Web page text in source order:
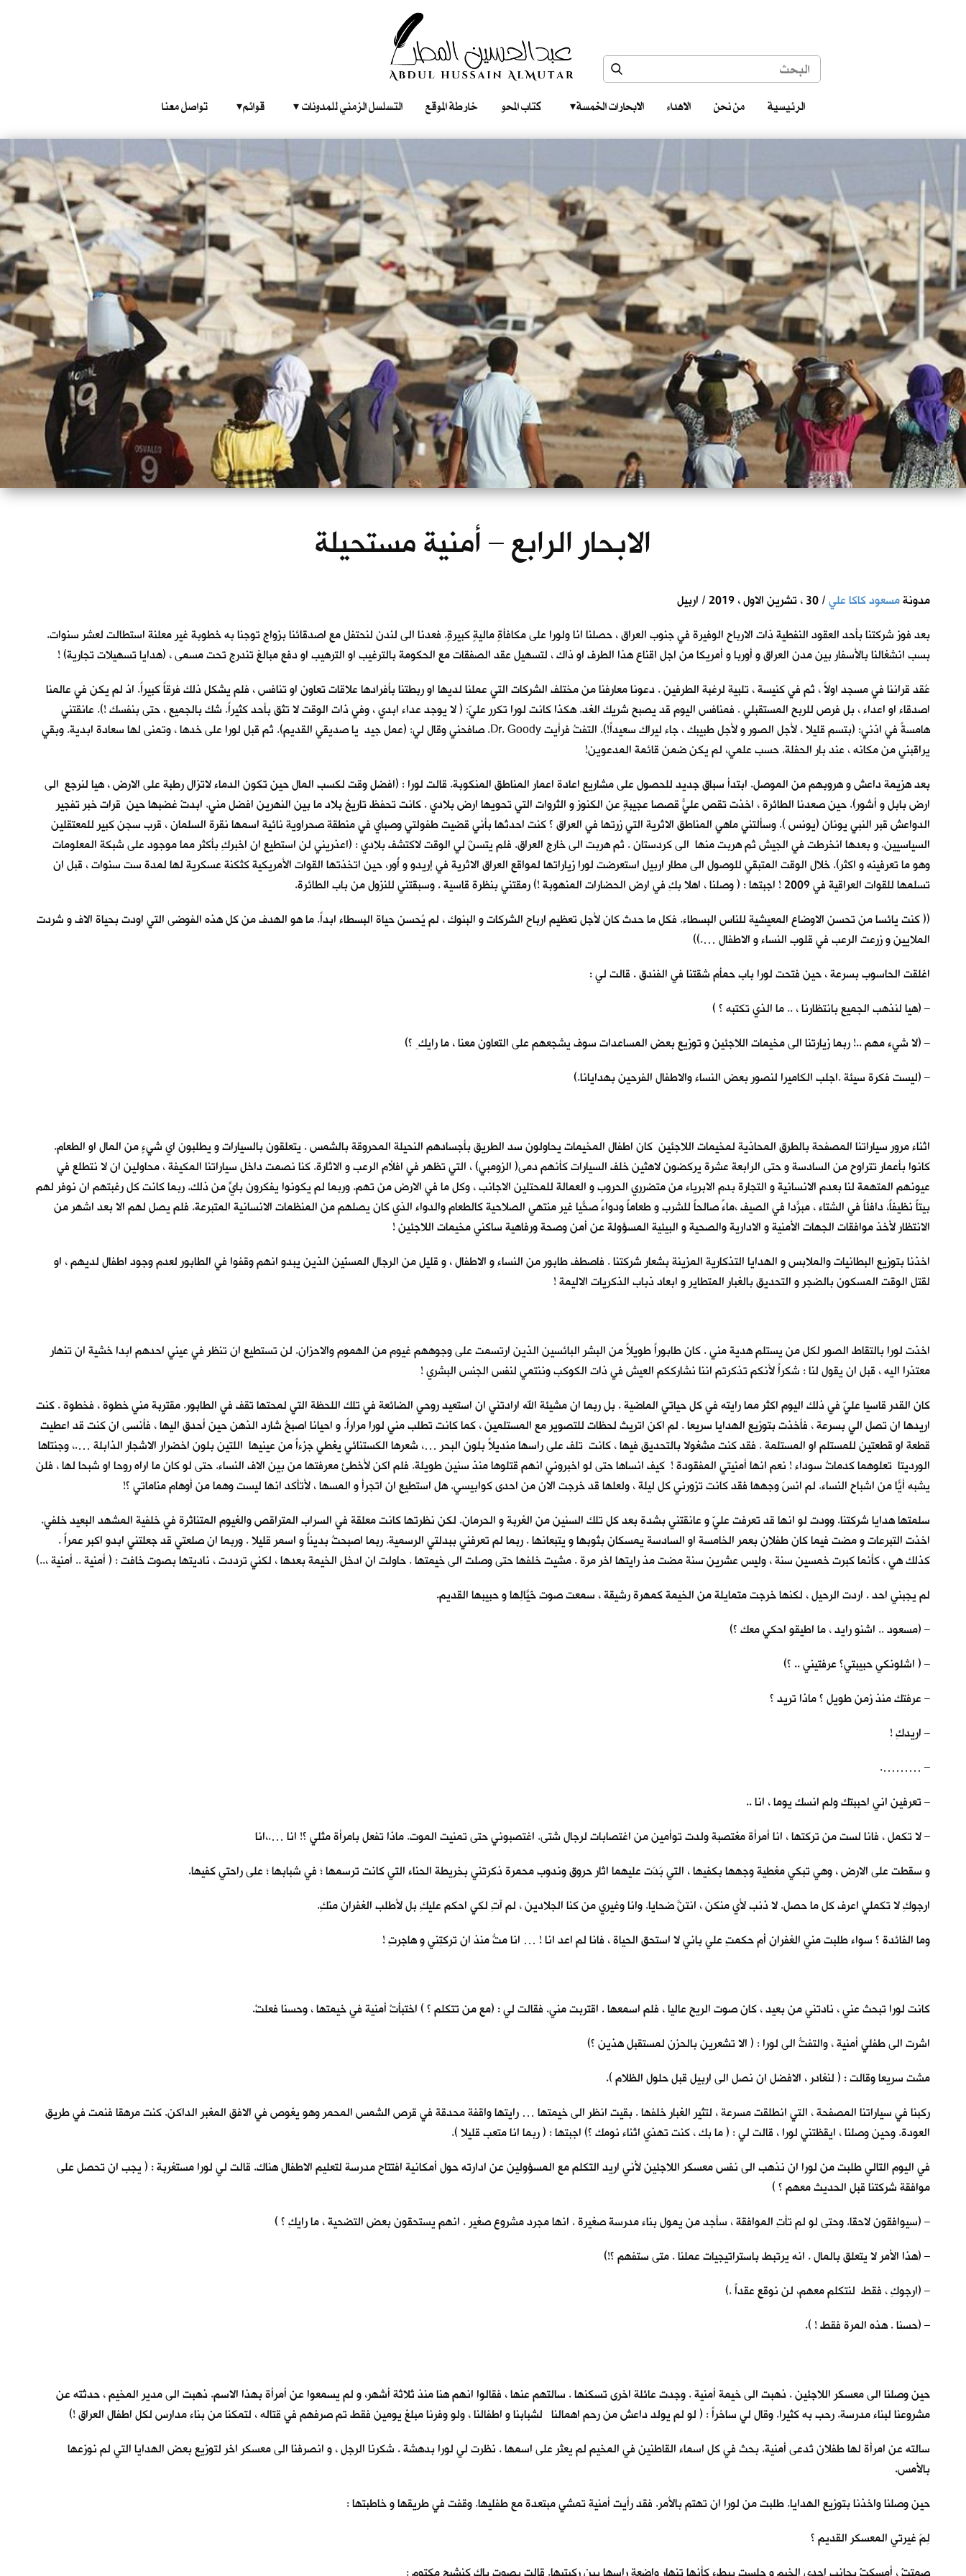
الرئيسية من نحن الاهداء الابحارات الخمسة ‎ ‎ ‎ كتاب المحو خارطة الموقع التسلسل الزمني للمدونات‎ ‎ ‎ ‎ ‎ قوائم‎ ‎ ‎ ‎ تواصل معنا
الابحار الرابع – أمنية مستحيلة
مدونةمسعود كاكا علي/ 30 ، تشرين الاول ، 2019 / اربيل
بعد فوز شركتنا بأحد العقود النفطية ذات الارباح الوفيرة في جنوب العراق ، حصلنا انا ولورا على مكافأةٍ ماليةٍ كبيرةٍ. فعدنا الى لندن لنحتفل مع اصدقائنا بزواج توجنا به خطوبة غير معلنة استطالت لعشر سنوات.
بسب انشغالنا بالأسفار بين مدن العراق و أوربا و أمريكا من اجل اقناع هذا الطرف او ذاك ، لتسهيل عقد الصفقات مع الحكومة بالترغيب او الترهيب او دفع مبالغ تندرج تحت مسمى ، (هدايا تسهيلات تجارية) !
عُقد قراننا في مسجد اولاً ، ثم في كنيسة ، تلبية لرغبة الطرفين . دعونا معارفنا من مختلف الشركات التي عملنا لديها او ربطتنا بأفرادها علاقات تعاون او تنافس ، فلم يشكل ذلك فرقاً كبيراً. اذ لم يكن في عالمنا
اصدقاء او اعداء ، بل فرص للربح المستقبلي . فمنافس اليوم قد يصبح شريك الغد. هكذا كانت لورا تكرر عليّ: ( لا يوجد عداء ابدي ، وفي ذات الوقت لا تثق بأحد كثيراً. شك بالجميع ، حتى بنفسك !). عانقتني
هامسةً في اذني: (بتسم قليلا ، لأجل الصور و لأجل طبيبك ، جاء ليراك سعيداً!). التفتُ فرأيت Dr. Goody. صافحني وقال لي: (عمل جيد يا صديقي القديم). ثم قبل لورا على خدها ، وتمنى لها سعادة ابدية. وبقي
يراقبني من مكانه ، عند بار الحفلة. حسب علمي، لم يكن ضمن قائمة المدعوين!
بعد هزيمة داعش و هروبهم من الموصل. ابتدأ سباق جديد للحصول على مشاريع اعادة اعمار المناطق المنكوبة. قالت لورا : (افضل وقت لكسب المال حين تكون الدماء لاتزال رطبة على الارض ، هيا لنرجع الى
ارض بابل و أشور). حين صعدنا الطائرة ، اخذت تقص عليّ قصصاً عجيبةٍ عن الكنوز و الثروات التي تحويها ارض بلادي . كانت تحفظ تاريخ بلاد ما بين النهرين افضل مني. ابدتْ غضبها حين قرات خبر تفجير
الدواعش قبر النبي يونان (يونس ). وسألتني ماهي المناطق الاثرية التي زرتها في العراق ؟ كنت احدثها بأني قضيت طفولتي وصباي في منطقة صحراوية نائية اسمها نقرة السلمان ، قرب سجن كبير للمعتقلين
السياسيين. و بعدها انخرطت في الجيش ثم هربت منها الى كردستان . ثم هربت الى خارج العراق. فلم يتسنَ لي الوقت لاكتشف بلادي : (اعذريني لن استطيع ان اخبركِ بأكثر مما موجود على شبكة المعلومات
وهو ما تعرفينه و اكثر). خلال الوقت المتبقي للوصول الى مطار اربيل استعرضت لورا زياراتها لمواقع العراق الاثرية في إريدو و أُور، حين اتخذتها القوات الأمريكية كثكنة عسكرية لها لمدة ست سنوات ، قبل ان
تسلمها للقوات العراقية في 2009 ! اجبتها : ( وصلنا ، اهلا بكِ في ارض الحضارات المنهوبة !) رمقتني بنظرة قاسية . وسبقتني للنزول من باب الطائرة.
(( كنت يائسا من تحسن الاوضاع المعيشية للناس البسطاء. فكل ما حدث كان لأجل تعظيم ارباح الشركات و البنوك ، لم يُحسن حياة البسطاء ابداً. ما هو الهدف من كل هذه الفوضى التي اودت بحياة الاف و شردت
الملايين و زرعت الرعب في قلوب النساء و الاطفال ….))
اغلقت الحاسوب بسرعة ، حين فتحت لورا باب حمأم شقتنا في الفندق . قالت لي :
– (هيا لنذهب الجميع بانتظارنا ، .. ما الذي تكتبه ؟ )
– (لا شيء مهم ..! ربما زيارتنا الى مخيمات اللاجئين و توزيع بعض المساعدات سوف يشجعهم على التعاون معنا ، ما رايك ِ ؟)
– (ليست فكرة سيئة .اجلب الكاميرا لنصور بعض النساء والاطفال الفرحين بهدايانا.)
اثناء مرور سياراتنا المصفحة بالطرق المحاذية لمخيمات اللاجئين كان اطفال المخيمات يحاولون سد الطريق بأجسادهم النحيلة المحروقة بالشمس . يتعلقون بالسيارات و يطلبون اي شيءٍ من المال او الطعام.
كانوا بأعمار تتراوح من السادسة و حتى الرابعة عشرة يركضون لاهثين خلف السيارات كأنهم دمى( الزومبي) ، التي تظهر في افلأم الرعب و الاثارة. كنا نصمت داخل سياراتنا المكيفة ، محاولين ان لا نتطلع في
عيونهم المتهمة لنا بعدم الانسانية و التجارة بدم الابرياء من متضرري الحروب و العمالة للمحتلين الاجانب ، وكل ما في الارض من تهم. وربما لم يكونوا يفكرون بايٍّ من ذلك. ربما كانت كل رغبتهم ان نوفر لهم
بيتاً نظيفاً، دافئاً في الشتاء ، مبرّداً في الصيف ،ماءً صالحاً للشرب و طعاماً ودواءً صحّياً غير منتهي الصلاحية كالطعام والدواء الذي كان يصلهم من المنظمات الانسانية المتبرعة. فلم يصل لهم الا بعد اشهر من
الانتظار لأخذ موافقات الجهات الأمنية و الادارية والصحية و البيئية المسؤولة عن أمن وصحة ورفاهية ساكني مخيمات اللاجئين !
اخذنا بتوزيع البطانيات والملابس و الهدايا التذكارية المزينة بشعار شركتنا . فاصطف طابور من النساء و الاطفال ، و قليل من الرجال المسنّين الذين يبدو انهم وقفوا في الطابور لعدم وجود اطفال لديهم ، او
لقتل الوقت المسكون بالضجر و التحديق بالغبار المتطاير و ابعاد ذباب الذكريات الاليمة !
اخذت لورا بالتقاط الصور لكل من يستلم هدية مني . كان طابوراً طويلاً من البشر البائسين الذين ارتسمت على وجوههم غيوم من الهموم والاحزان. لن تستطيع ان تنظر في عيني احدهم ابدا خشية ان تنهار
معتذرا اليه ، قبل ان يقول لنا : شكراً لأنكم تذكرتم اننا نشارككم العيش في ذات الكوكب وننتمي لنفس الجنس البشري !
كان القدر قاسيا عليّ في ذلك اليوم اكثر مما رايته في كل حياتي الماضية . بل ربما ان مشيئة الله ارادتني ان استعيد روحي الضائعة في تلك اللحظة التي لمحتها تقف في الطابور. مقتربة مني خطوة ، فخطوة . كنت
اريدها ان تصل الي بسرعة ، فأخذت بتوزيع الهدايا سريعا . لم اكن اتريث لحظات للتصوير مع المستلمين ، كما كانت تطلب مني لورا مراراً. و احيانا اصبحُ شارد الذهن حين أحدق اليها ، فأنسى ان كنت قد اعطيت
قطعة او قطعتين للمستلم او المستلمة . فقد كنت مشغولا بالتحديق فيها ، كانت تلف على راسها منديلاً بلون البحر …، شعرها الكستنائي يغطي جزءاً من عينيها اللتين بلون اخضرار الاشجار الذابلة ….، وجنتاها
الورديتا تعلوهما كدماتٌ سوداء ! نعم انها أمنيتي المفقودة ! كيف انساها حتى لو اخبروني انهم قتلوها منذ سنين طويلة. فلم اكن لأخطئ معرفتها من بين الاف النساء. حتى لو كان ما اراه روحا او شبحا لها ، فلن
يشبه أيّاً من اشباح النساء. لم انسَ وجهها فقد كانت تزورني كل ليلة ، ولعلها قد خرجت الان من احدى كوابيسي. هل استطيع ان اتجرأ و المسها ، لأتأكد انها ليست وهما من أوهام مناماتي ؟!
سلمتها هدايا شركتنا. وودت لو انها قد تعرفت عليّ و عانقتني بشدة بعد كل تلك السنين من الغربة و الحرمان. لكن نظرتها كانت معلقة في السراب المتراقص والغيوم المتناثرة في خلفية المشهد البعيد خلفي.
اخذت التبرعات و مضت فيما كان طفلان بعمر الخامسة او السادسة يمسكان بثوبها و يتبعانها . ربما لم تعرفني ببدلتي الرسمية. ربما اصبحتُ بديناً و اسمر قليلا . وربما ان صلعتي قد جعلتني ابدو اكبر عمراً .
كذلك هي ، كأنما كبرت خمسين سنة ، وليس عشرين سنة مضت مذ رايتها اخر مرة . مشيت خلفها حتى وصلت الى خيمتها . حاولت ان ادخل الخيمة بعدها ، لكني ترددت ، ناديتها بصوت خافت : ( أمنية .. أمنية ،..)
لم يجبني احد . اردت الرحيل ، لكنها خرجت متمايلة من الخيمة كمهرة رشيقة ، سمعت صوت خَيَّالِها و حبيبها القديم.
– (مسعود .. اشنو رايد ، ما اطيقو احكي معك ؟)
– ( اشلونكي حبيبتي؟ عرفتيني .. ؟)
– عرفتك منذ زمن طويل ؟ ماذا تريد ؟
– اريدكِ !
– ……….
– تعرفين اني احببتك ولم انسك يوما ، انا ..
– لا تكمل ، فانا لست من تركتها ، انا أمرأة مغتصبة ولدت توأمين من اغتصابات لرجال شتى. اغتصبوني حتى تمنيت الموت. ماذا تفعل بامرأة مثلي ؟! انا ….،انا
و سقطت على الارض ، وهي تبكي مغطية وجهها بكفيها ، التي بَدَت عليهما اثار حروق وندوب محمرة ذكرتني بخريطة الحناء التي كانت ترسمها ؛ في شبابها ؛ على راحتي كفيها.
ارجوكِ لا تكملي اعرف كل ما حصل. لا ذنب لأي منكن ، انتنَّ ضحايا. وانا وغيري من كنا الجلادين ، لم آتِ لكي احكم عليكِ بل لأطلب الغفران منكِ.
وما الفائدة ؟ سواء طلبت مني الغفران أم حكمتِ علي باني لا استحق الحياة ، فانا لم اعد انا ! … انا متُّ منذ ان تركتِني و هاجرتِ !
كانت لورا تبحث عني ، نادتني من بعيد ، كان صوت الريح عاليا ، فلم اسمعها . اقتربت مني. فقالت لي : (مع من تتكلم ؟ ) اختبأتْ أمنية في خيمتها ، وحسنا فعلتْ.
اشرت الى طفلي أمنية ، والتفتُّ الى لورا : ( الا تشعرين بالحزن لمستقبل هذين ؟)
مشت سريعا وقالت : ( لنغادر ، الافضل ان نصل الى اربيل قبل حلول الظلام ).
ركبنا في سياراتنا المصفحة ، التي انطلقت مسرعة ، لتثير الغبار خلفها . بقيت انظر الى خيمتها … رايتها واقفة محدقة في قرص الشمس المحمر وهو يغوص في الافق المغبر الداكن. كنت مرهقا فنمت في طريق
العودة. وحين وصلنا ، ايقظتني لورا ، قالت لي : ( ما بك ، كنت تهذي اثناء نومك ؟) اجبتها : ( ربما انا متعب قليلا ).
في اليوم التالي طلبت من لورا ان نذهب الى نفس معسكر اللاجئين لأني اريد التكلم مع المسؤولين عن ادارته حول أمكانية افتتاح مدرسة لتعليم الاطفال هناك. قالت لي لورا مستغربة : ( يجب ان تحصل على
موافقة شركتنا قبل الحديث معهم ؟ )
– (سيوافقون لاحقا. وحتى لو لم تأتِ الموافقة ، سأجد من يمول بناء مدرسة صغيرة . انها مجرد مشروع صغير . انهم يستحقون بعض التضحية ، ما رايكِ ؟ )
– (هذا الأمر لا يتعلق بالمال . انه يرتبط باستراتيجيات عملنا . متى ستفهم ؟!)
– (ارجوكِ ، فقط لنتكلم معهم، لن نوقع عقداً .)
– (حسنا . هذه المرة فقط ! ).
حين وصلنا الى معسكر اللاجئين . ذهبت الى خيمة أمنية . وجدت عائلة اخرى تسكنها . سالتهم عنها ، فقالوا انهم هنا منذ ثلاثة أشهر، و لم يسمعوا عن أمرأة بهذا الاسم. ذهبت الى مدير المخيم ، حدثته عن
مشروعنا لبناء مدرسة. رحب به كثيرا. وقال لي ساخراً : ( لو لم يولد داعش من رحم اهمالنا لشبابنا و اطفالنا ، ولو وفرنا مبلغ يومين فقط تم صرفهم في قتاله ، لتمكنا من بناء مدارس لكل اطفال العراق !)
سالته عن امرأة لها طفلان تُدعى أمنية. بحث في كل اسماء القاطنين في المخيم لم يعثر على اسمها . نظرت لي لورا بدهشة . شكرنا الرجل ، و انصرفنا الى معسكر اخر لتوزيع بعض الهدايا التي لم نوزعها
بالأمس.
حين وصلنا واخذنا بتوزيع الهدايا. طلبت من لورا ان تهتم بالأمر. فقد رأيت أمنية تمشي مبتعدة مع طفليها. وقفت في طريقها و خاطبتها :
لِمَ غيرتي المعسكر القديم ؟